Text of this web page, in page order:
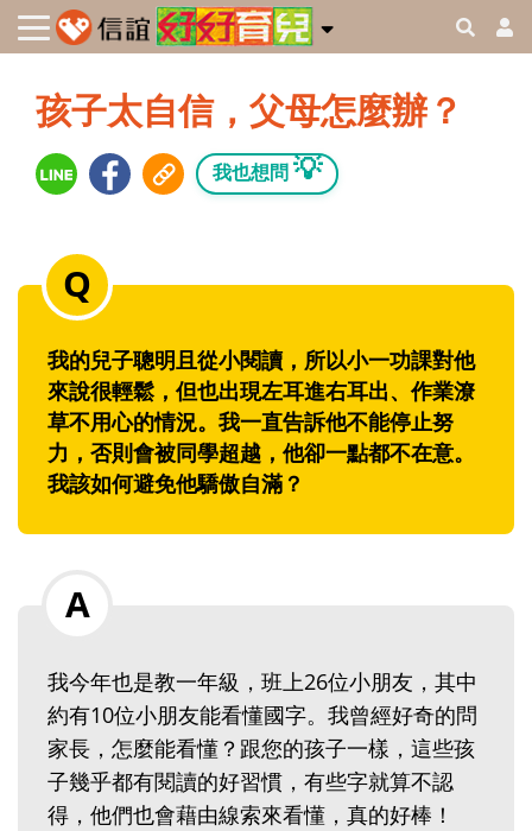
孩子太自信，父母怎麼辦？
我也想問 💡
我的兒子聰明且從小閱讀，所以小一功課對他
來說很輕鬆，但也出現左耳進右耳出、作業潦
草不用心的情況。我一直告訴他不能停止努
力，否則會被同學超越，他卻一點都不在意。
我該如何避免他驕傲自滿？
我今年也是教一年級，班上26位小朋友，其中
約有10位小朋友能看懂國字。我曾經好奇的問
家長，怎麼能看懂？跟您的孩子一樣，這些孩
子幾乎都有閱讀的好習慣，有些字就算不認
得，他們也會藉由線索來看懂，真的好棒！